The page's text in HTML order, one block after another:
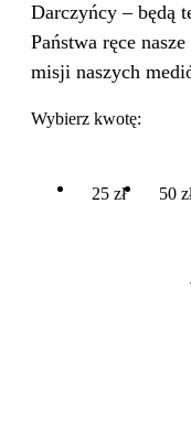
Darczyńcy – będą
Państwa ręce
misji naszych
Wybierz kwotę:
25 zł 50